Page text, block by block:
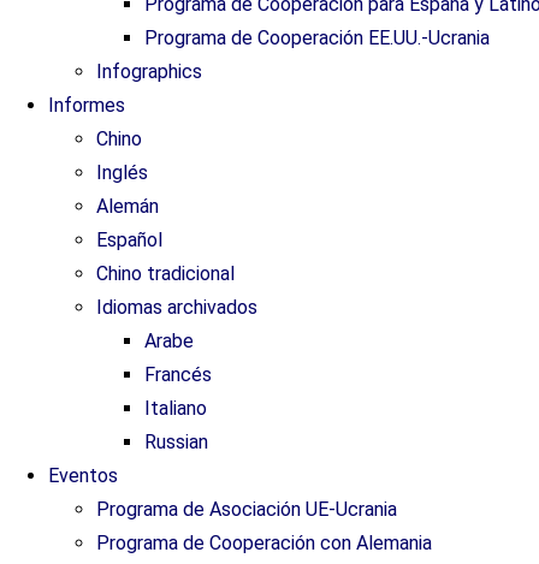
Programa de Cooperación EE.UU.-Ucrania
Infographics
Informes
Chino
Inglés
Alemán
Español
Chino tradicional
Idiomas archivados
Arabe
Francés
Italiano
Russian
Eventos
Programa de Asociación UE-Ucrania
Programa de Cooperación con Alemania